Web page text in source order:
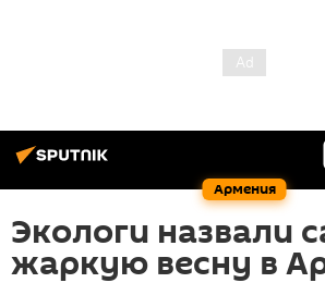
Армения
Экологи назвали
жаркую весну в